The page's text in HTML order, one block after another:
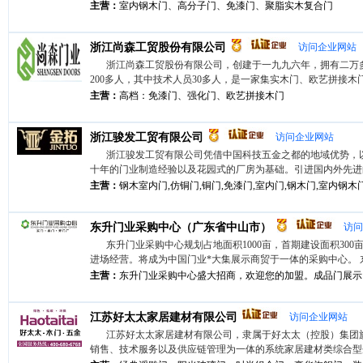
主营： 室内钢木门、高分子门、免漆门、聚脂实木复合门
浙江尚森工贸股份有限公司
访问企业网站
浙江尚森工贸股份有限公司，创建于一九九六年，拥有二
200多人，其中技术人员30多人，是一家集实木门、欧艺拼接木
主营： 高档：免漆门、强化门、欧艺拼接木门
浙江骏发工贸有限公司
访问企业网站
浙江骏发工贸有限公司凭借中国科技五金之都的地域优势，
十年的门业制造经验以及花园式的厂房为基础。引进国内外先
主营： 钢木室内门,仿铜门,铜门,免漆门,室内门,钢木门,室内钢木
东升门业采购中心（广东省中山市）
访
东升门业采购中心规划占地面积1000亩，首期建设面积300
进场经营。将成为中国门业*大集展示商贸于一体的采购中心。
主营： 东升门业采购中心盛大招商，欢迎您的加盟。成品门展
江苏好太太家居建材有限公司
访问企业网站
江苏好太太家居建材有限公司，隶属于好太太（控股）集团
销售、技术服务以及供应链管理为一体的系统家居建材类综合